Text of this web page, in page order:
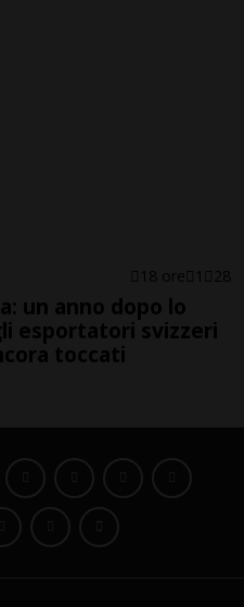
18 ore 1 28
un anno dopo lo
esportatori svizzeri
toccati